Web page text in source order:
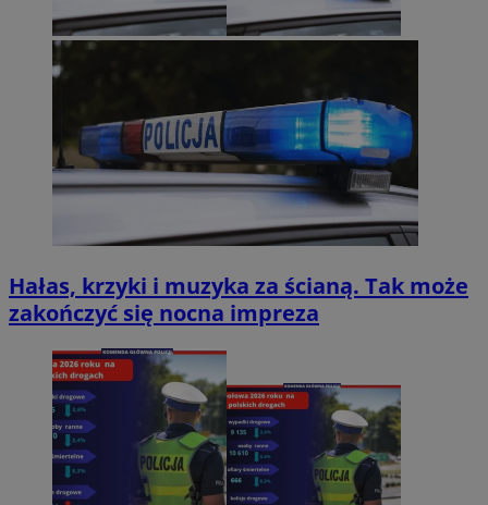
Hałas, krzyki i muzyka za ścianą. Tak może
zakończyć się nocna impreza